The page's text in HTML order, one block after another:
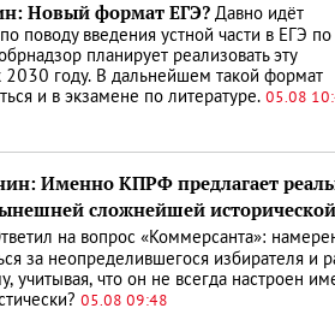
Новый формат ЕГЭ? Давно идёт
поводу введения устной части в ЕГЭ по
планирует реализовать эту
2030 году. В дальнейшем такой формат
и в экзамене по литературе. 05.08
Именно КПРФ предлагает
сложнейшей исторической
на вопрос «Коммерсанта»:
за неопределившегося избирателя и
учитывая, что он не всегда настроен
05.08 09:48